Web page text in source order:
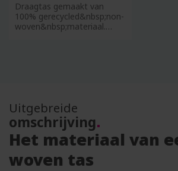
Draagtas gemaakt van
100% gerecycled&nbsp;non-
woven&nbsp;materiaal.
Uitgebreide
omschrijving
Het materiaal van
woven tas